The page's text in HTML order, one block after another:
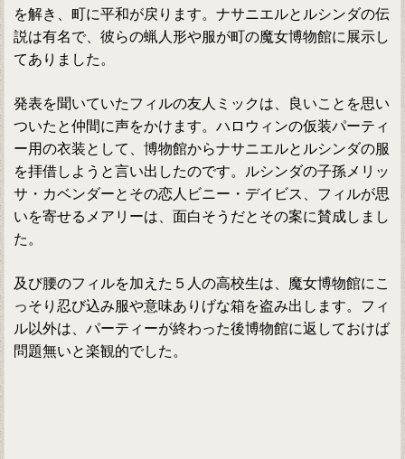
を解き、町に平和が戻ります。ナサニエルとルシンダの伝
説は有名で、彼らの蝋人形や服が町の魔女博物館に展示し
てありました。
発表を聞いていたフィルの友人ミックは、良いことを思い
ついたと仲間に声をかけます。ハロウィンの仮装パーティ
ー用の衣装として、博物館からナサニエルとルシンダの服
を拝借しようと言い出したのです。ルシンダの子孫メリッ
サ・カベンダーとその恋人ビニー・デイビス、フィルが思
いを寄せるメアリーは、面白そうだとその案に賛成しまし
た。
及び腰のフィルを加えた５人の高校生は、魔女博物館にこ
っそり忍び込み服や意味ありげな箱を盗み出します。フィ
ル以外は、パーティーが終わった後博物館に返しておけば
問題無いと楽観的でした。